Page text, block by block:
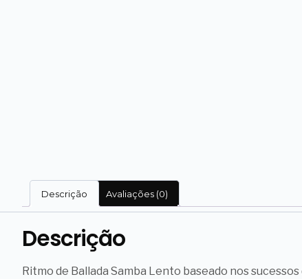
Descrição Avaliações (0)
Descrição
Ritmo de Ballada Samba Lento baseado nos